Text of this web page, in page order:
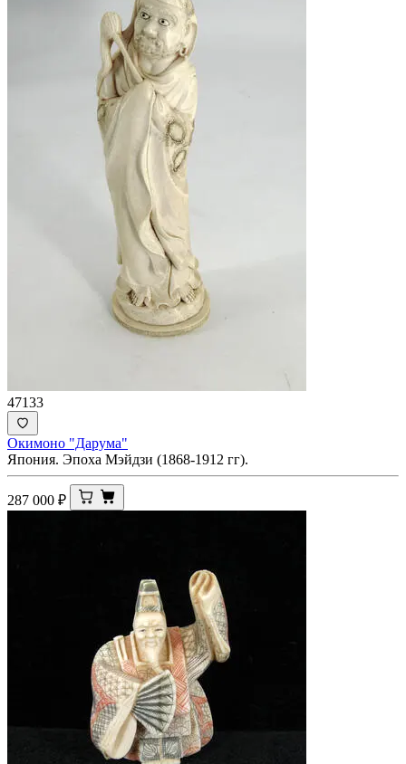
47133
Окимоно "Дарума"
Япония. Эпоха Мэйдзи (1868-1912 гг).
287 000 ₽